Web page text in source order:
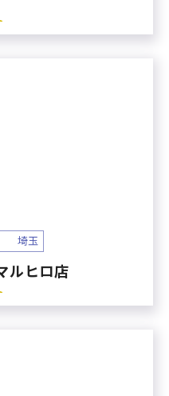
埼玉
ルヒロ店